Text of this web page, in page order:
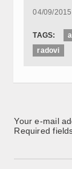
04/09/
TAGS:
radovi
Your e-mail
Required